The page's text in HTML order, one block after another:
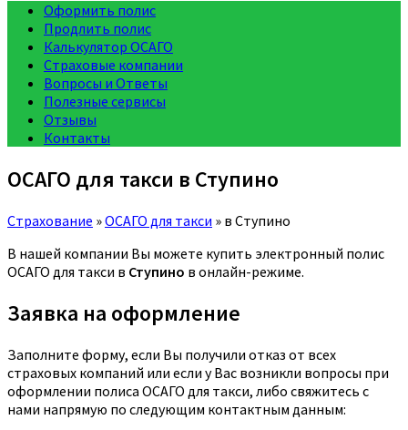
Оформить полис
Продлить полис
Калькулятор ОСАГО
Страховые компании
Вопросы и Ответы
Полезные сервисы
Отзывы
Контакты
ОСАГО для такси в Ступино
Страхование »ОСАГО для такси » в Ступино
В нашей компании Вы можете купить электронный полис
ОСАГО для такси в Ступино в онлайн-режиме.
Заявка на оформление
Заполните форму, если Вы получили отказ от всех
страховых компаний или если у Вас возникли вопросы при
оформлении полиса ОСАГО для такси, либо свяжитесь с
нами напрямую по следующим контактным данным: